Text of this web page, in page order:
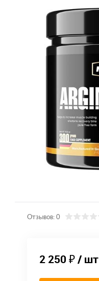
Отзывов: 0
2 250 ₽/ шт